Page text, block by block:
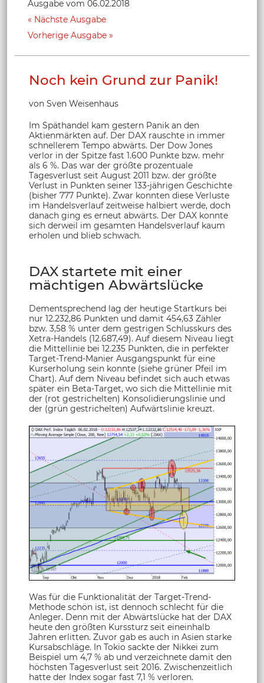
Ausgabe vom 06.02.2018
Nächste Ausgabe
Vorherige Ausgabe
Noch kein Grund zur Panik!
von Sven Weisenhaus
Im Späthandel kam gestern Panik an den
Aktienmärkten auf. Der DAX rauschte in immer
schnellerem Tempo abwärts. Der Dow Jones
verlor in der Spitze fast 1.600 Punkte bzw. mehr
als 6 %. Das war der größte prozentuale
Tagesverlust seit August 2011 bzw. der größte
Verlust in Punkten seiner 133-jährigen Geschichte
(bisher 777 Punkte). Zwar konnten diese Verluste
im Handelsverlauf zeitweise halbiert werde, doch
danach ging es erneut abwärts. Der DAX konnte
sich derweil im gesamten Handelsverlauf kaum
erholen und blieb schwach.
DAX startete mit einer
mächtigen Abwärtslücke
Dementsprechend lag der heutige Startkurs bei
nur 12.232,86 Punkten und damit 454,63 Zähler
bzw. 3,58 % unter dem gestrigen Schlusskurs des
Xetra-Handels (12.687,49). Auf diesem Niveau liegt
die Mittellinie bei 12.235 Punkten, die in perfekter
Target-Trend-Manier Ausgangspunkt für eine
Kurserholung sein konnte (siehe grüner Pfeil im
Chart). Auf dem Niveau befindet sich auch etwas
später ein Beta-Target, wo sich die Mittellinie mit
der (rot gestrichelten) Konsolidierungslinie und
der (grün gestrichelten) Aufwärtslinie kreuzt.
Was für die Funktionalität der Target-Trend-
Methode schön ist, ist dennoch schlecht für die
Anleger. Denn mit der Abwärtslücke hat der DAX
heute den größten Kurssturz seit eineinhalb
Jahren erlitten. Zuvor gab es auch in Asien starke
Kursabschläge. In Tokio sackte der Nikkei zum
Beispiel um 4,7 % ab und verzeichnete damit den
höchsten Tagesverlust seit 2016. Zwischenzeitlich
hatte der Index sogar fast 7,1 % verloren.